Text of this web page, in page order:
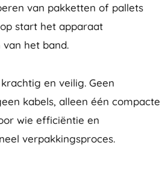
van pakketten of pallets
start het apparaat
het band.
en veilig. Geen
kabels, alleen één compacte
wie efficiëntie en
verpakkingsproces.